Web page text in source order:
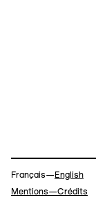
Navigation
Français— English
Mentions—Crédits